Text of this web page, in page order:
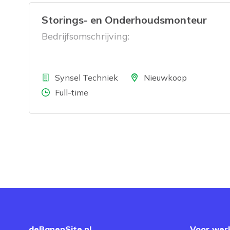
Storings- en Onderhoudsmonteur
Bedrijfsomschrijving:
BedrijfSynsel Techniek LocatieNieuwkoop
Aantal uren
Full-time